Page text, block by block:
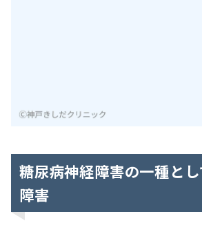
糖尿病神経障害の一種と
障害